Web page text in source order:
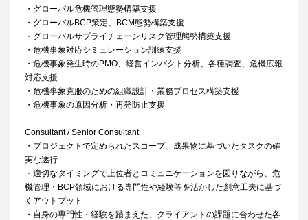
・グローバル危機管理態勢構築支援
・グローバルBCP策定、BCM態勢構築支援
・グローバルサプライチェーンリスク管理態勢構築支援
・危機事象対応シミュレーション訓練支援
・危機事象発生時のPMO、経営インパクト分析、各種調査、危機広報
対応支援
・危機事象克服のための組織設計・業務プロセス構築支援
・危機事象の原因分析・再発防止支援
Consultant / Senior Consultant
・プロジェクトで定められたスコープ、成果物に基づいたタスクの確
実な遂行
・適切なタイミングで上位者とコミュニケーションを図りながら、危
機管理・BCP領域における専門性や経験等を活かした創意工夫に基づ
くアウトプット
・自身の専門性・経験を踏まえた、クライアントの課題に合わせた各